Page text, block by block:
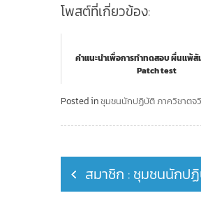
โพสต์ที่เกี่ยวข้อง:
คำแนะนำเพื่อการทำทดสอบ ผื่นแพ้สั
Patch test
Posted inชุมชนนักปฏิบัติ ภาควิชาตจ
Post
navigation
สมาชิก : ชุมชนนักป